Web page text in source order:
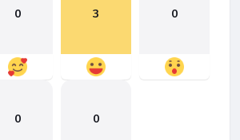
0 3 0
0 0